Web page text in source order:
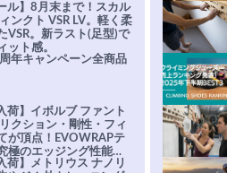
ル】8月末まで！スカル
ンクト VSR LV。軽く柔
VSR。新ラスト(足型)で
ット感。
年キャンペーン全商品
荷】イボルブ ファント
クション・剛性・フィ
が頂点！EVOWRAPテ
極のエッジング性能を
ラバーEvo-74はTRAX
】メトリウス ナノリ